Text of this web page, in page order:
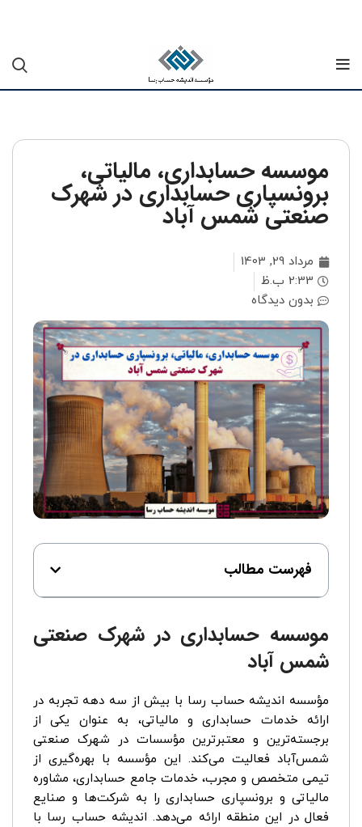
موسسه حسابداری، مالیاتی،
برونسپاری حسابداری در شهرک
صنعتی شمس آباد
مرداد 29, 1403
2:33 ب.ظ
بدون دیدگاه
فهرست مطالب
موسسه حسابداری در شهرک صنعتی
شمس آباد
مؤسسه اندیشه حساب رسا با بیش از سه دهه تجربه در
ارائه خدمات حسابداری و مالیاتی، به عنوان یکی از
برجسته‌ترین و معتبرترین مؤسسات در شهرک صنعتی
شمس‌آباد فعالیت می‌کند. این مؤسسه با بهره‌گیری از
تیمی متخصص و مجرب، خدمات جامع حسابداری، مشاوره
مالیاتی و برونسپاری حسابداری را به شرکت‌ها و صنایع
فعال در این منطقه ارائه می‌دهد. اندیشه حساب رسا با